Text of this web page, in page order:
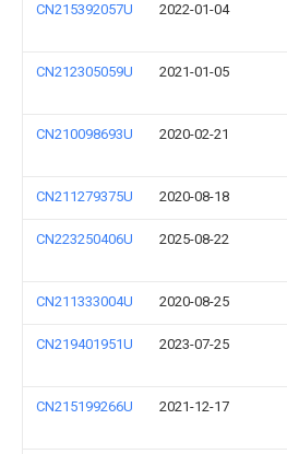
CN215392057U 2022-01-04
CN212305059U 2021-01-05
CN210098693U 2020-02-21
CN211279375U 2020-08-18
CN223250406U 2025-08-22
CN211333004U 2020-08-25
CN219401951U 2023-07-25
CN215199266U 2021-12-17